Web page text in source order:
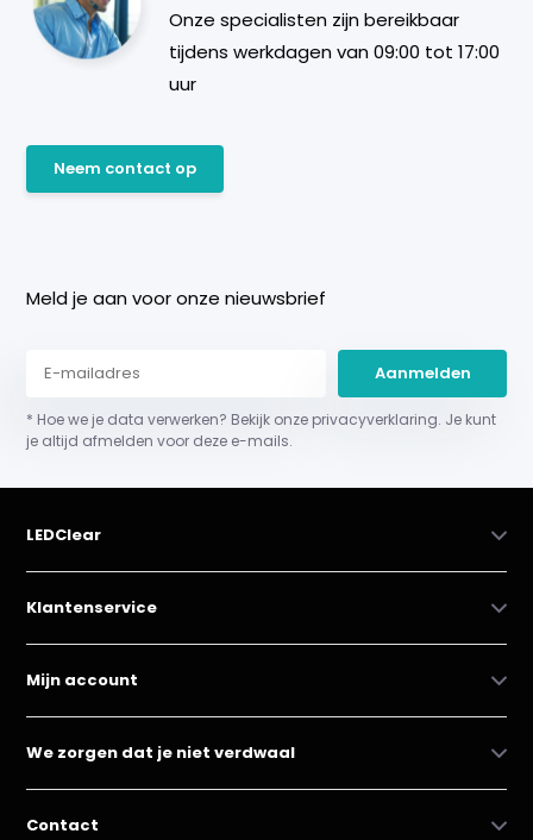
Onze specialisten zijn bereikbaar
tijdens werkdagen van 09:00 tot 17:00
uur
Neem contact op
Meld je aan voor onze nieuwsbrief
Aanmelden
* Hoe we je data verwerken? Bekijk onze privacyverklaring. Je kunt
je altijd afmelden voor deze e-mails.
LEDClear
Klantenservice
Mijn account
We zorgen dat je niet verdwaal
Contact